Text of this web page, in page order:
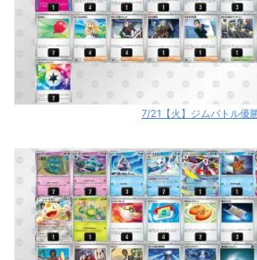
7/21【火】ジムバトル優